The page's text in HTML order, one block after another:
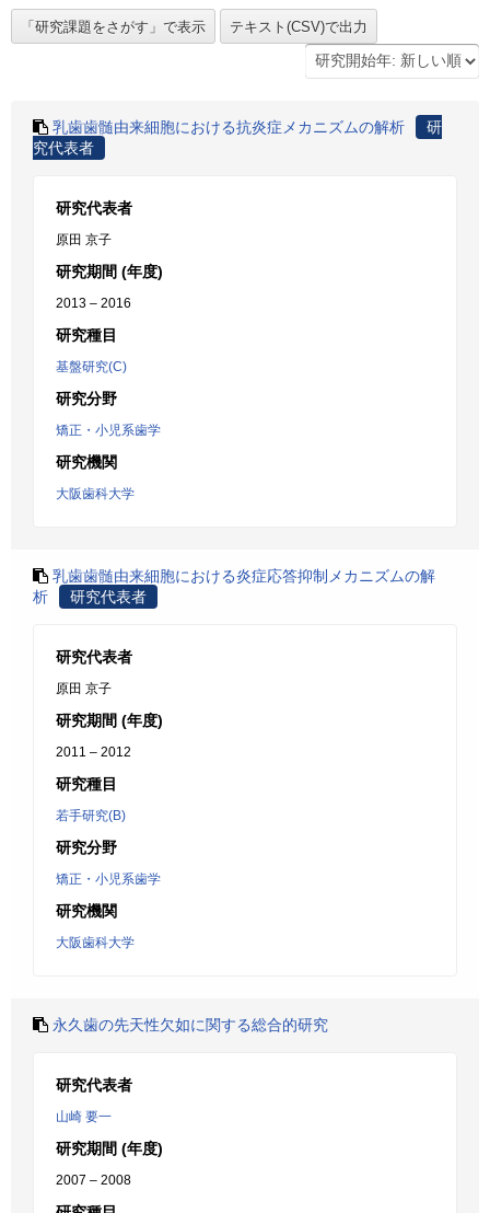
乳歯歯髄由来細胞における抗炎症メカニズムの解析
研
究代表者
研究代表者
原田 京子
研究期間 (年度)
2013 – 2016
研究種目
基盤研究(C)
研究分野
矯正・小児系歯学
研究機関
大阪歯科大学
乳歯歯髄由来細胞における炎症応答抑制メカニズムの解
析
研究代表者
研究代表者
原田 京子
研究期間 (年度)
2011 – 2012
研究種目
若手研究(B)
研究分野
矯正・小児系歯学
研究機関
大阪歯科大学
永久歯の先天性欠如に関する総合的研究
研究代表者
山崎 要一
研究期間 (年度)
2007 – 2008